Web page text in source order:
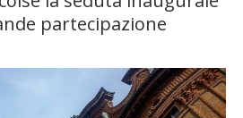
partecipazione